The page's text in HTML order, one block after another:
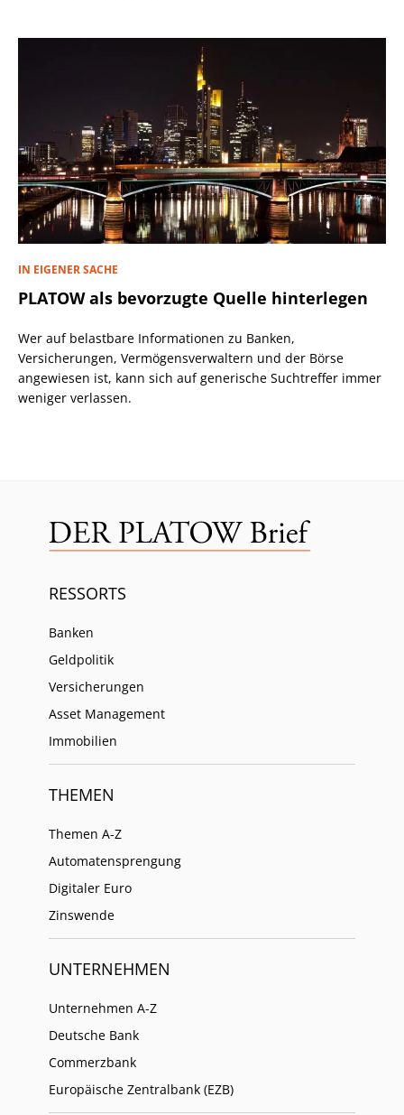
IN EIGENER SACHE
PLATOW als bevorzugte Quelle hinterlegen
Wer auf belastbare Informationen zu Banken,
Versicherungen, Vermögensverwaltern und der Börse
angewiesen ist, kann sich auf generische Suchtreffer immer
weniger verlassen.
RESSORTS
Banken
Geldpolitik
Versicherungen
Asset Management
Immobilien
THEMEN
Themen A-Z
Automatensprengung
Digitaler Euro
Zinswende
UNTERNEHMEN
Unternehmen A-Z
Deutsche Bank
Commerzbank
Europäische Zentralbank (EZB)